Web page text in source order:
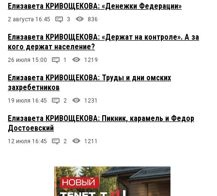
Елизавета КРИВОЩЕКОВА: «Денежки Федерации»
2 августа 16:45 3 836
Елизавета КРИВОЩЕКОВА: «Держат на контроле». А за
кого держат население?
26 июля 15:00 1 1219
Елизавета КРИВОЩЕКОВА: Труды и дни омских
захребетников
19 июля 16:45 2 1231
Елизавета КРИВОЩЕКОВА: Пикник, карамель и Федор
Достоевский
12 июля 16:45 2 1211